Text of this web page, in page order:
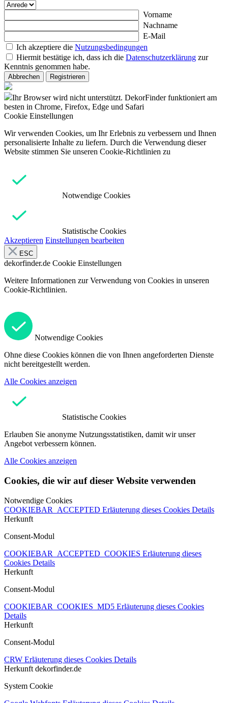
Vorname
Nachname
E-Mail
Ich akzeptiere die Nutzungsbedingungen
Hiermit bestätige ich, dass ich die Datenschutzerklärung zur
Kenntnis genommen habe.
Abbrechen Registrieren
Ihr Browser wird nicht unterstützt. DekorFinder funktioniert am
besten in Chrome, Firefox, Edge und Safari
Cookie Einstellungen
Wir verwenden Cookies, um Ihr Erlebnis zu verbessern und Ihnen
personalisierte Inhalte zu liefern. Durch die Verwendung dieser
Website stimmen Sie unseren Cookie-Richtlinien zu
Notwendige Cookies
Statistische Cookies
Akzeptieren Einstellungen bearbeiten
ESC
dekorfinder.de Cookie Einstellungen
Weitere Informationen zur Verwendung von Cookies in unseren
Cookie-Richtlinien.
Notwendige Cookies
Ohne diese Cookies können die von Ihnen angeforderten Dienste
nicht bereitgestellt werden.
Alle Cookies anzeigen
Statistische Cookies
Erlauben Sie anonyme Nutzungsstatistiken, damit wir unser
Angebot verbessern können.
Alle Cookies anzeigen
Cookies, die wir auf dieser Website verwenden
Notwendige Cookies
COOKIEBAR_ACCEPTED Erläuterung dieses Cookies Details
Herkunft
Consent-Modul
COOKIEBAR_ACCEPTED_COOKIES Erläuterung dieses
Cookies Details
Herkunft
Consent-Modul
COOKIEBAR_COOKIES_MD5 Erläuterung dieses Cookies
Details
Herkunft
Consent-Modul
CRW Erläuterung dieses Cookies Details
Herkunft dekorfinder.de
System Cookie